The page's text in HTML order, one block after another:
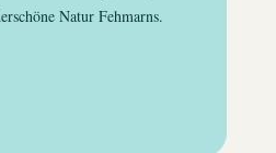
Natur Fehmarns.